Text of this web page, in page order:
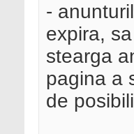
-
expira,
stearga
pagina a
de